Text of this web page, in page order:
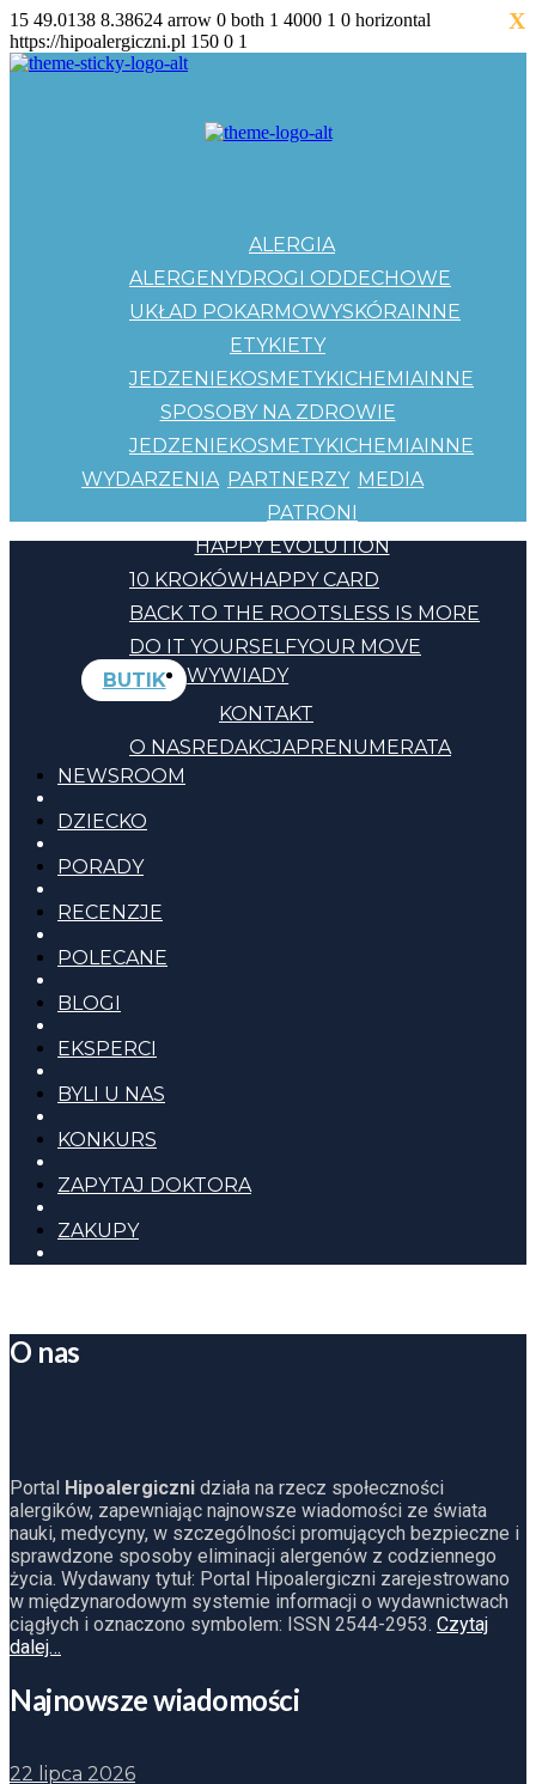
15 49.0138 8.38624 arrow 0 both 1 4000 1 0 horizontal
https://hipoalergiczni.pl 150 0 1
ALERGIA
ALERGENYDROGI ODDECHOWE
UKŁAD POKARMOWYSKÓRAINNE
ETYKIETY
JEDZENIEKOSMETYKICHEMIAINNE
SPOSOBY NA ZDROWIE
JEDZENIEKOSMETYKICHEMIAINNE
WYDARZENIA PARTNERZY
PATRONI
MEDIA
HAPPY EVOLUTION
10 KROKÓWHAPPY CARD
BACK TO THE ROOTSLESS IS MORE
DO IT YOURSELFYOUR MOVE
BUTIK
KONTAKT
O NASREDAKCJAPRENUMERATA
WYWIADY
NEWSROOM
DZIECKO
PORADY
RECENZJE
POLECANE
BLOGI
EKSPERCI
BYLI U NAS
KONKURS
ZAPYTAJ DOKTORA
ZAKUPY
O nas
Portal Hipoalergiczni działa na rzecz społeczności
alergików, zapewniając najnowsze wiadomości ze świata
nauki, medycyny, w szczególności promujących bezpieczne i
sprawdzone sposoby eliminacji alergenów z codziennego
życia. Wydawany tytuł: Portal Hipoalergiczni zarejestrowano
w międzynarodowym systemie informacji o wydawnictwach
ciągłych i oznaczono symbolem: ISSN 2544-2953. Czytaj
dalej…
Najnowsze wiadomości
22 lipca 2026
X